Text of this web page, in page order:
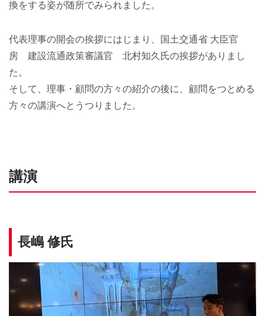
換をする姿が随所でみられました。
代表理事の開会の挨拶にはじまり、国土交通省 大臣官
房 建設流通政策審議官 北村知久氏の挨拶がありまし
た。
そして、理事・顧問の方々の紹介の後に、顧問をつとめる
方々の講演へとうつりました。
講演
長嶋 修氏